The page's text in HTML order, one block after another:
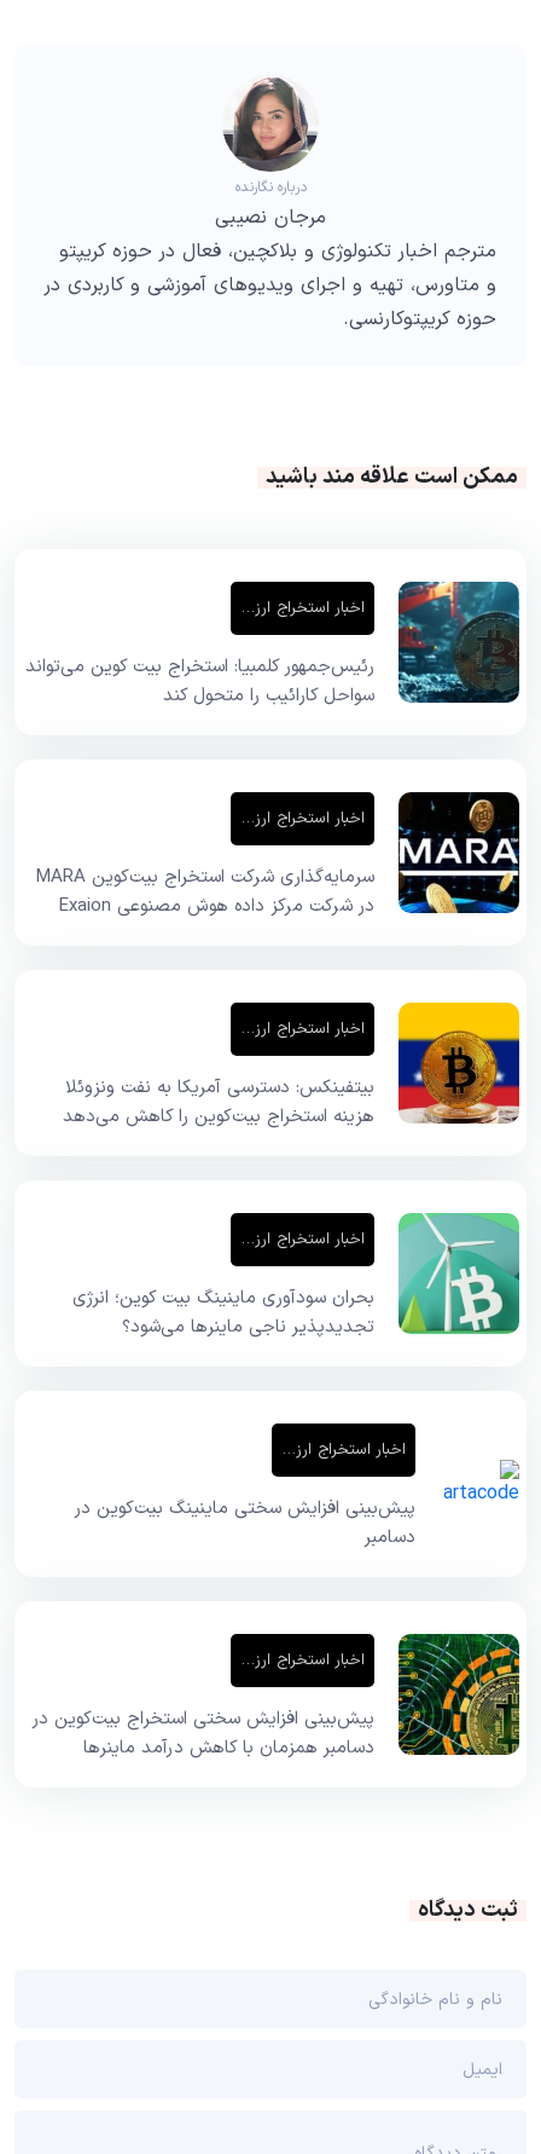
درباره نگارنده
مرجان نصیبی
مترجم اخبار تکنولوژی و بلاکچین، فعال در حوزه کریپتو
و متاورس، تهیه و اجرای ویدیوهای آموزشی و کاربردی در
حوزه کریپتوکارنسی.
ممکن است علاقه مند باشید
اخبار استخراج ارز دیجیتال
رئیس‌جمهور کلمبیا: استخراج بیت کوین می‌تواند
سواحل کارائیب را متحول کند
اخبار استخراج ارز دیجیتال
سرمایه‌گذاری شرکت استخراج بیت‌کوین MARA
در شرکت مرکز داده هوش مصنوعی Exaion
اخبار استخراج ارز دیجیتال
بیتفینکس: دسترسی آمریکا به نفت ونزوئلا
هزینه استخراج بیت‌کوین را کاهش می‌دهد
اخبار استخراج ارز دیجیتال
بحران سودآوری ماینینگ بیت کوین؛ انرژی
تجدیدپذیر ناجی ماینرها می‌شود؟
اخبار استخراج ارز دیجیتال
پیش‌بینی افزایش سختی ماینینگ بیت‌کوین در
دسامبر
اخبار استخراج ارز دیجیتال
پیش‌بینی افزایش سختی استخراج بیت‌کوین در
دسامبر همزمان با کاهش درآمد ماینرها
ثبت دیدگاه